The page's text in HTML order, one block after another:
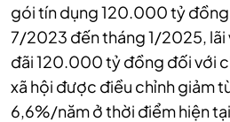
gói tín dụng 120.000 tỷ
7/2023 đến tháng 1/2025, lãi
đãi 120.000 tỷ đồng đối với
xã hội được điều chỉnh giảm
6,6%/năm ở thời điểm hiện